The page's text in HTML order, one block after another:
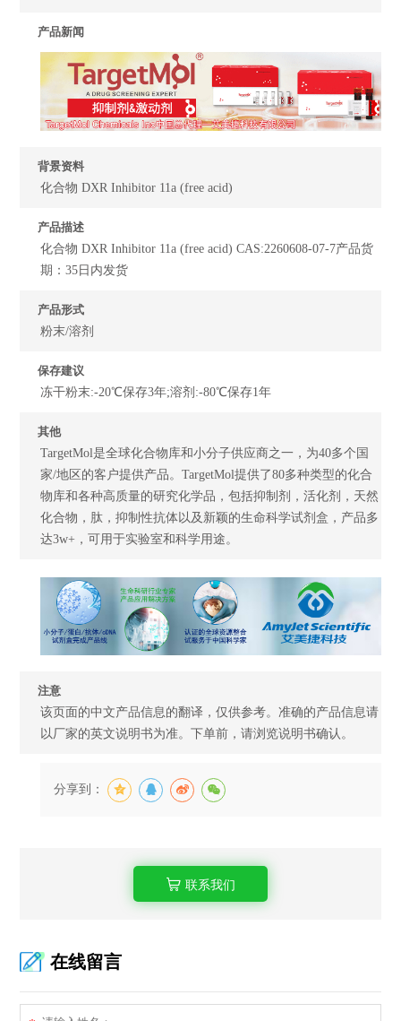
产品新闻
背景资料
化合物 DXR Inhibitor 11a (free acid)
产品描述
化合物 DXR Inhibitor 11a (free acid) CAS:2260608-07-7产品货
期：35日内发货
产品形式
粉末/溶剂
保存建议
冻干粉末:-20℃保存3年;溶剂:-80℃保存1年
其他
TargetMol是全球化合物库和小分子供应商之一，为40多个国
家/地区的客户提供产品。TargetMol提供了80多种类型的化合
物库和各种高质量的研究化学品，包括抑制剂，活化剂，天然
化合物，肽，抑制性抗体以及新颖的生命科学试剂盒，产品多
达3w+，可用于实验室和科学用途。
注意
该页面的中文产品信息的翻译，仅供参考。准确的产品信息请
以厂家的英文说明书为准。下单前，请浏览说明书确认。
分享到：
联系我们
在线留言